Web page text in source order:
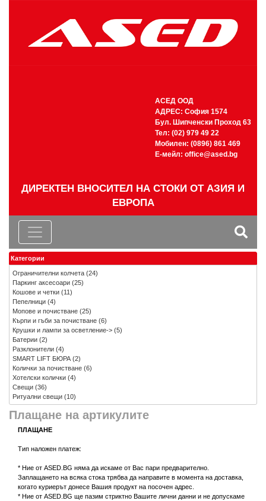
АСЕД ООД
АДРЕС: София 1574
Бул. Шипченски Проход 63
Тел: (02) 979 49 22
Мобилен: (0896) 861 469
Е-мейл: office@ased.bg
ДИРЕКТЕН ВНОСИТЕЛ НА СТОКИ ОТ АЗИЯ И
ЕВРОПА
Плащане на артикулите
ПЛАЩАНЕ
Тип наложен платеж:
* Ние от ASED.BG няма да искаме от Вас пари предварително.
Заплащането на всяка стока трябва да направите в момента на доставка,
когато куриерът донесе Вашия продукт на посочен адрес.
* Ние от ASED.BG ще пазим стриктно Вашите лични данни и не допускаме
Категории
Ограничителни колчета (24)
Паркинг аксесоари (25)
Кошове и четки (11)
Пепелници (4)
Мопове и почистване (25)
Кърпи и гъби за почистване (6)
Крушки и лампи за осветление-> (5)
Батерии (2)
Разклонители (4)
SMART LIFT БЮРА(2)
Колички за почистване (6)
Хотелски колички (4)
Свещи (36)
Ритуални свещи (10)